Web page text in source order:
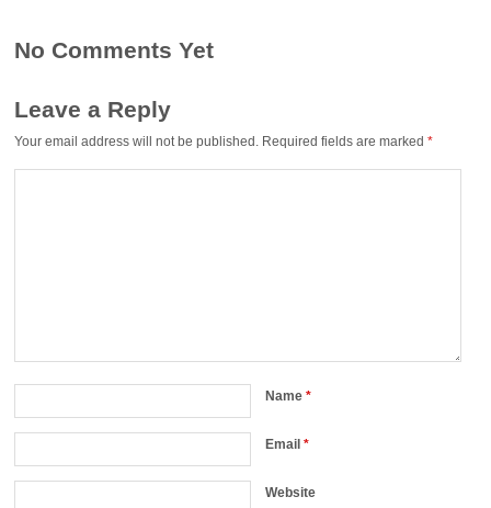
No Comments Yet
Leave a Reply
Your email address will not be published. Required fields are marked*
Name*
Email*
Website